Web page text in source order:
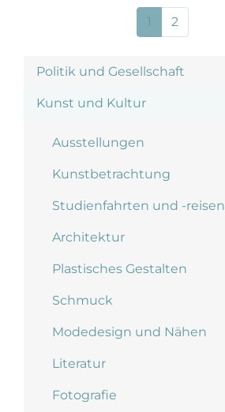
Politik und Gesellschaft
Kunst und Kultur
Ausstellungen
Kunstbetrachtung
Studienfahrten und -reisen
Architektur
Plastisches Gestalten
Schmuck
Modedesign und Nähen
Literatur
Fotografie
1 2